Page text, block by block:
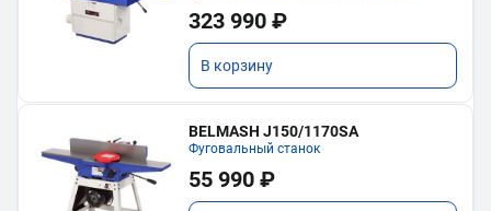
323 990 ₽
В корзину
BELMASH J150/1170SA
Фуговальный станок
55 990 ₽